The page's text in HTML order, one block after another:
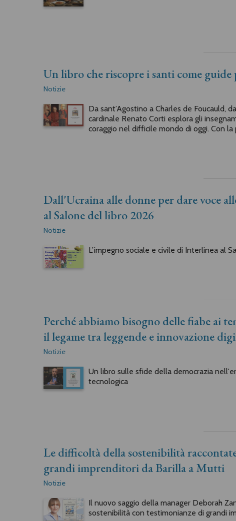
Un libro che riscopre i santi come
Notizie
Da sant’Agostino a Charles de Foucauld,
cardinale Renato Corti esplora gli
coraggio nel difficile mondo di oggi. Con
Dall'Ucraina alle donne per dare voce
al Salone del libro 2026
Notizie
L’impegno sociale e civile di Interlinea al
Perché abbiamo bisogno delle fiabe ai
il legame tra leggende e innovazione
Notizie
Un libro sulle sfide della democrazia
tecnologica
Le difficoltà della sostenibilità
grandi imprenditori da Barilla a Mutti
Notizie
Il nuovo saggio della manager Deborah
sostenibilità con testimonianze di grandi